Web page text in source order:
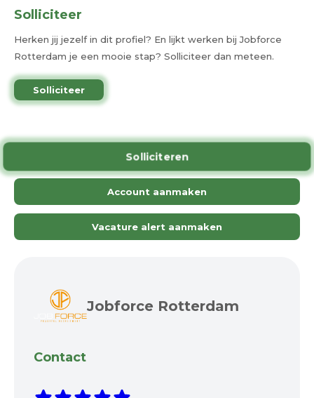
Solliciteer
Herken jij jezelf in dit profiel? En lijkt werken bij Jobforce
Rotterdam je een mooie stap? Solliciteer dan meteen.
Solliciteer
Solliciteren
Account aanmaken
Vacature alert aanmaken
Jobforce Rotterdam
Contact